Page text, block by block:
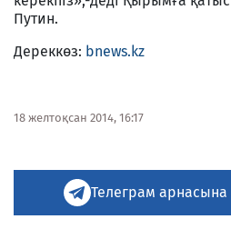
Путин.
Дереккөз: bnews.kz
18 желтоқсан 2014, 16:17
Телеграм